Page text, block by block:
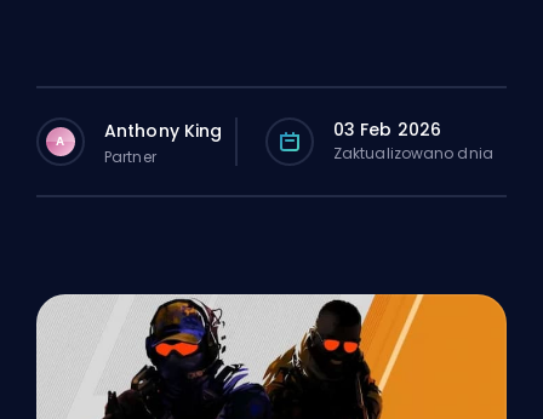
A Anthony King
Partner
03 Feb 2026
Zaktualizowano dnia